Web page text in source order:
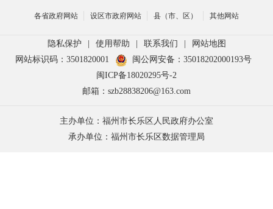
各省政府网站 设区市政府网站 县（市、区） 其他网站
隐私保护 使用帮助 联系我们
网站地图
网站标识码：3501820001
闽公网安备：35018202000193号
闽ICP备18020295号-2
邮箱：szb28838206@163.com
主办单位：福州市长乐区人民政府办公室
承办单位：福州市长乐区数据管理局